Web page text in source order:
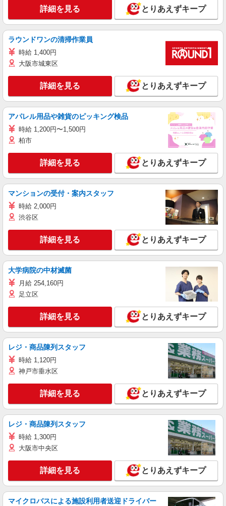
詳細を見る とりあえずキープ
ラウンドワンの清掃作業員
時給 1,400円
大阪市城東区
詳細を見る とりあえずキープ
アパレル用品や雑貨のピッキング検品
時給 1,200円〜1,500円
柏市
詳細を見る とりあえずキープ
マンションの受付・案内スタッフ
時給 2,000円
渋谷区
詳細を見る とりあえずキープ
大学病院の中材滅菌
月給 254,160円
足立区
詳細を見る とりあえずキープ
レジ・商品陳列スタッフ
時給 1,120円
神戸市垂水区
詳細を見る とりあえずキープ
レジ・商品陳列スタッフ
時給 1,300円
大阪市中央区
詳細を見る とりあえずキープ
マイクロバスによる施設利用者送迎ドライバー